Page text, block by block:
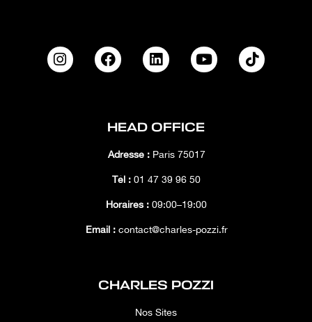
HEAD OFFICE
Adresse :Paris 75017
Tél : 01 47 39 96 50
Horaires : 09:00–19:00
Email :contact@charles-pozzi.fr
CHARLES POZZI
Nos Sites